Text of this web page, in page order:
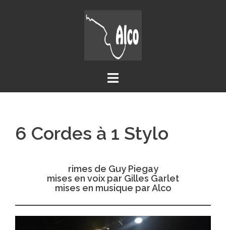
6 Cordes à 1 Stylo
rimes de Guy Piegay
mises en voix par Gilles Garlet
mises en musique par Alco